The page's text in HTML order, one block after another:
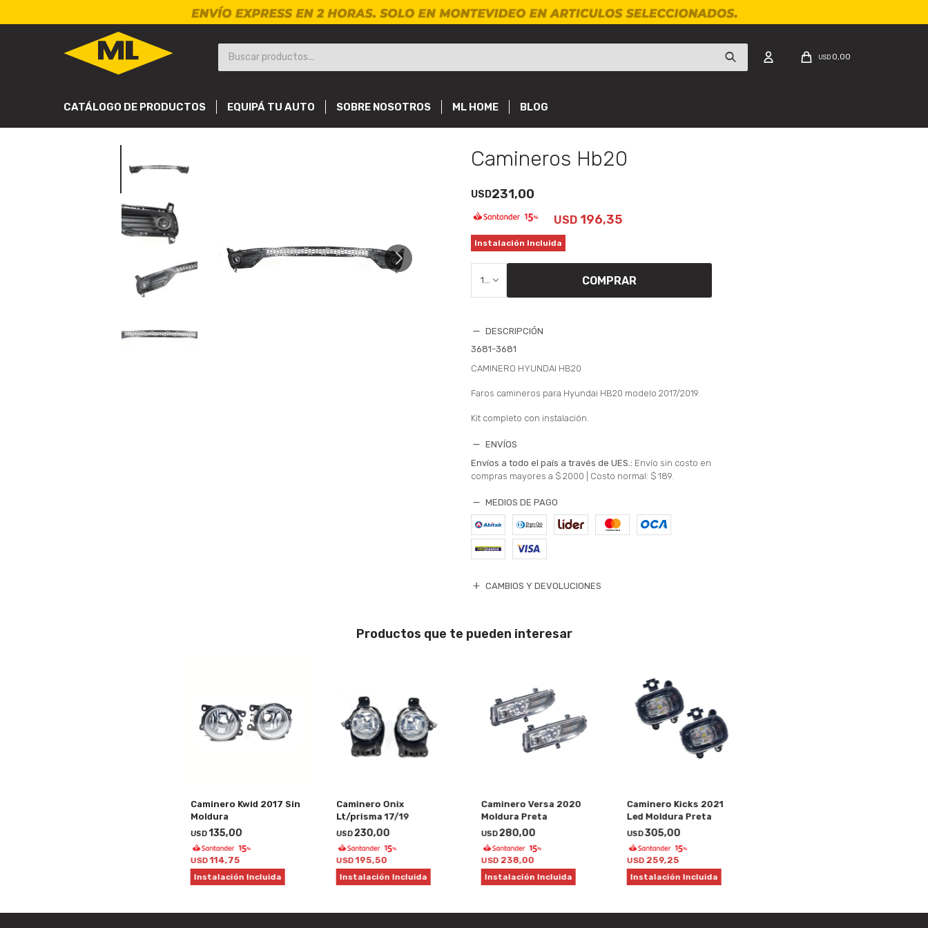
CATÁLOGO DE PRODUCTOS EQUIPÁ TU AUTO SOBRE NOSOTROS ML HOME BLOG
USD 0,00
Camineros Hb20
USD231,00
USD 196,35
Instalación Incluida
COMPRAR
DESCRIPCIÓN
3681-3681
CAMINERO HYUNDAI HB20
Faros camineros para Hyundai HB20 modelo 2017/2019.
Kit completo con instalación.
ENVÍOS
Envíos a todo el país a través de UES.: Envío sin costo en
compras mayores a $ 2000 | Costo normal: $ 189.
MEDIOS DE PAGO
CAMBIOS Y DEVOLUCIONES
Productos que te pueden interesar
Caminero Kwid 2017 Sin
Moldura
USD135,00
USD 114,75
Instalación Incluida
Caminero Onix
Lt/prisma 17/19
USD 230,00
USD 195,50
Instalación Incluida
Caminero Versa 2020
Moldura Preta
USD280,00
USD 238,00
Instalación Incluida
Caminero Kicks 2021
Led Moldura Preta
USD305,00
USD 259,25
Instalación Incluida